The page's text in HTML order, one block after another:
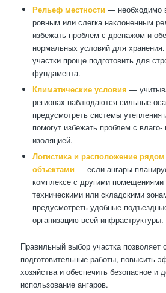
Рельеф местности — необходимо
ровным или слегка наклоненным
избежать проблем с дренажом и
нормальных условий для
участки проще подготовить для
фундамента.
Климатические условия —
регионах наблюдаются сильные
предусмотреть системы
помогут избежать проблем с влаго-
изоляцией.
Логистика и расположение
объектами — если ангары
комплексе с другими помещениями
техническими или складскими
предусмотреть удобные
организацию всей инфраструктуры.
Правильный выбор участка позволяет
подготовительные работы, повысить
хозяйства и обеспечить безопасное и
использование ангаров.